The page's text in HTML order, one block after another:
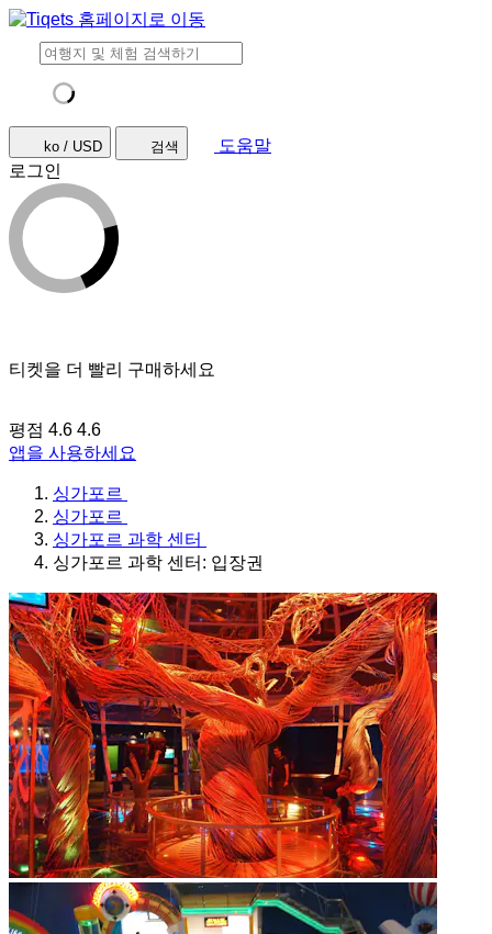
ko / USD 검색
도움말
로그인
티켓을 더 빨리 구매하세요
평점 4.6 4.6
앱을 사용하세요
싱가포르
싱가포르
싱가포르 과학 센터
싱가포르 과학 센터: 입장권